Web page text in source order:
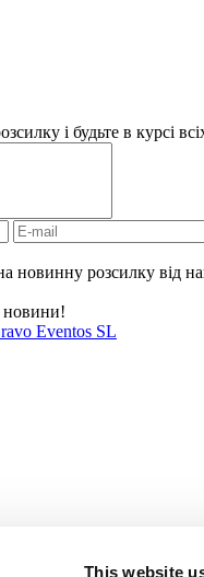
This website
і будьте в курсі
новинну розсилку від
новини!